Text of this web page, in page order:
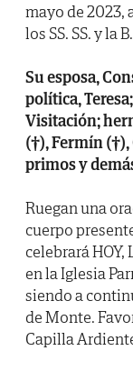
mayo de 2023,
los SS. SS. y la
Su esposa,
política,
Visitación;
(†), Fermín
primos y
Ruegan una
cuerpo
celebrará HOY,
en la Iglesia
siendo a
de Monte.
Capilla